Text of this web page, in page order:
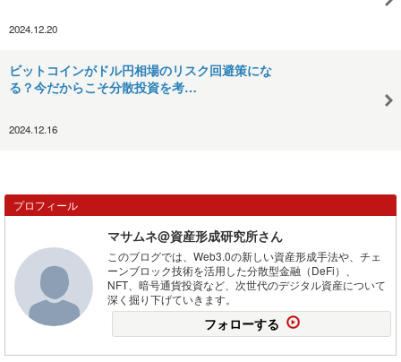
2024.12.20
ビットコインがドル円相場のリスク回避策にな
る？今だからこそ分散投資を考…
2024.12.16
プロフィール
マサムネ@資産形成研究所さん
このブログでは、Web3.0の新しい資産形成手法や、チェ
ーンブロック技術を活用した分散型金融（DeFi）、
NFT、暗号通貨投資など、次世代のデジタル資産について
深く掘り下げていきます。
フォローする